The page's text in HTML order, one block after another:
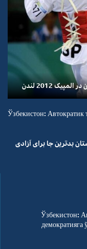
2012 لندن
Ўзбекистон:
بدترین جا برای آزادی
Ўзбекистон: